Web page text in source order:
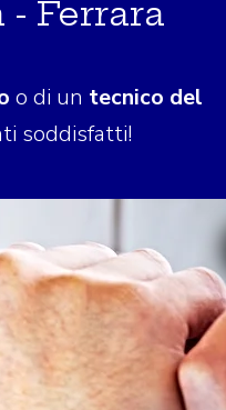
Ferrara
o di un tecnico del
soddisfatti!